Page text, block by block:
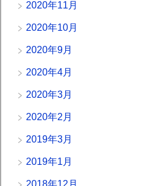
2020年11月
2020年10月
2020年9月
2020年4月
2020年3月
2020年2月
2019年3月
2019年1月